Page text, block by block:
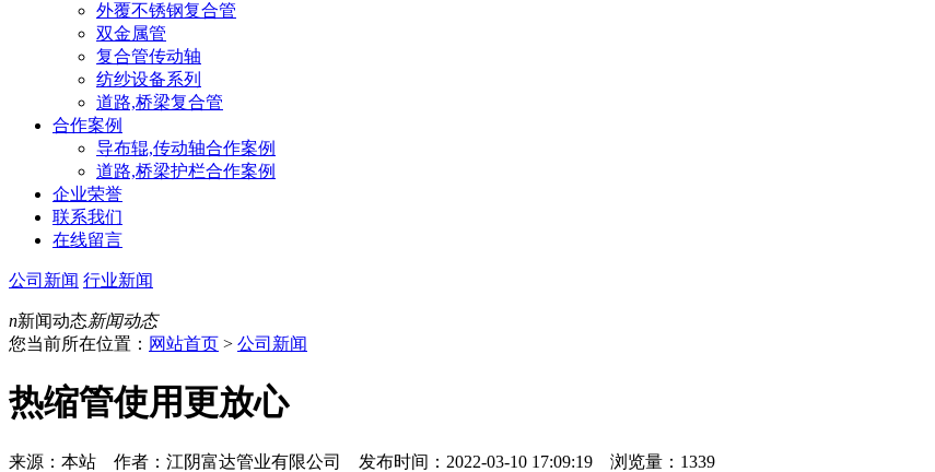
外覆不锈钢复合管
双金属管
复合管传动轴
纺纱设备系列
道路,桥梁复合管
合作案例
导布辊,传动轴合作案例
道路,桥梁护栏合作案例
企业荣誉
联系我们
在线留言
公司新闻 行业新闻
n新闻动态新闻动态
您当前所在位置： 网站首页 > 公司新闻
热缩管使用更放心
来源：本站 作者：江阴富达管业有限公司 发布时间：2022-03-10 17:09:19 浏览量：1339